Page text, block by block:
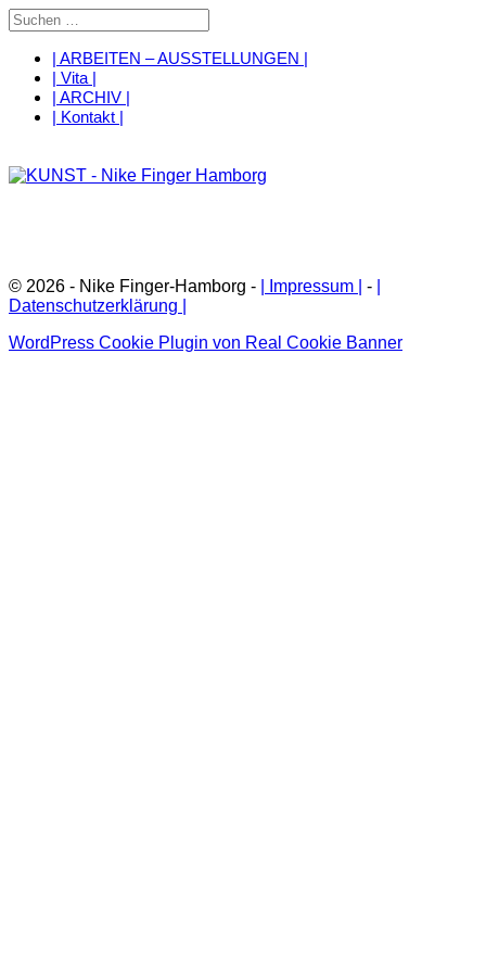
| ARBEITEN – AUSSTELLUNGEN |
| Vita |
| ARCHIV |
| Kontakt |
© 2026 - Nike Finger-Hamborg - | Impressum | -
Datenschutzerklärung |
WordPress Cookie Plugin von Real Cookie Banner